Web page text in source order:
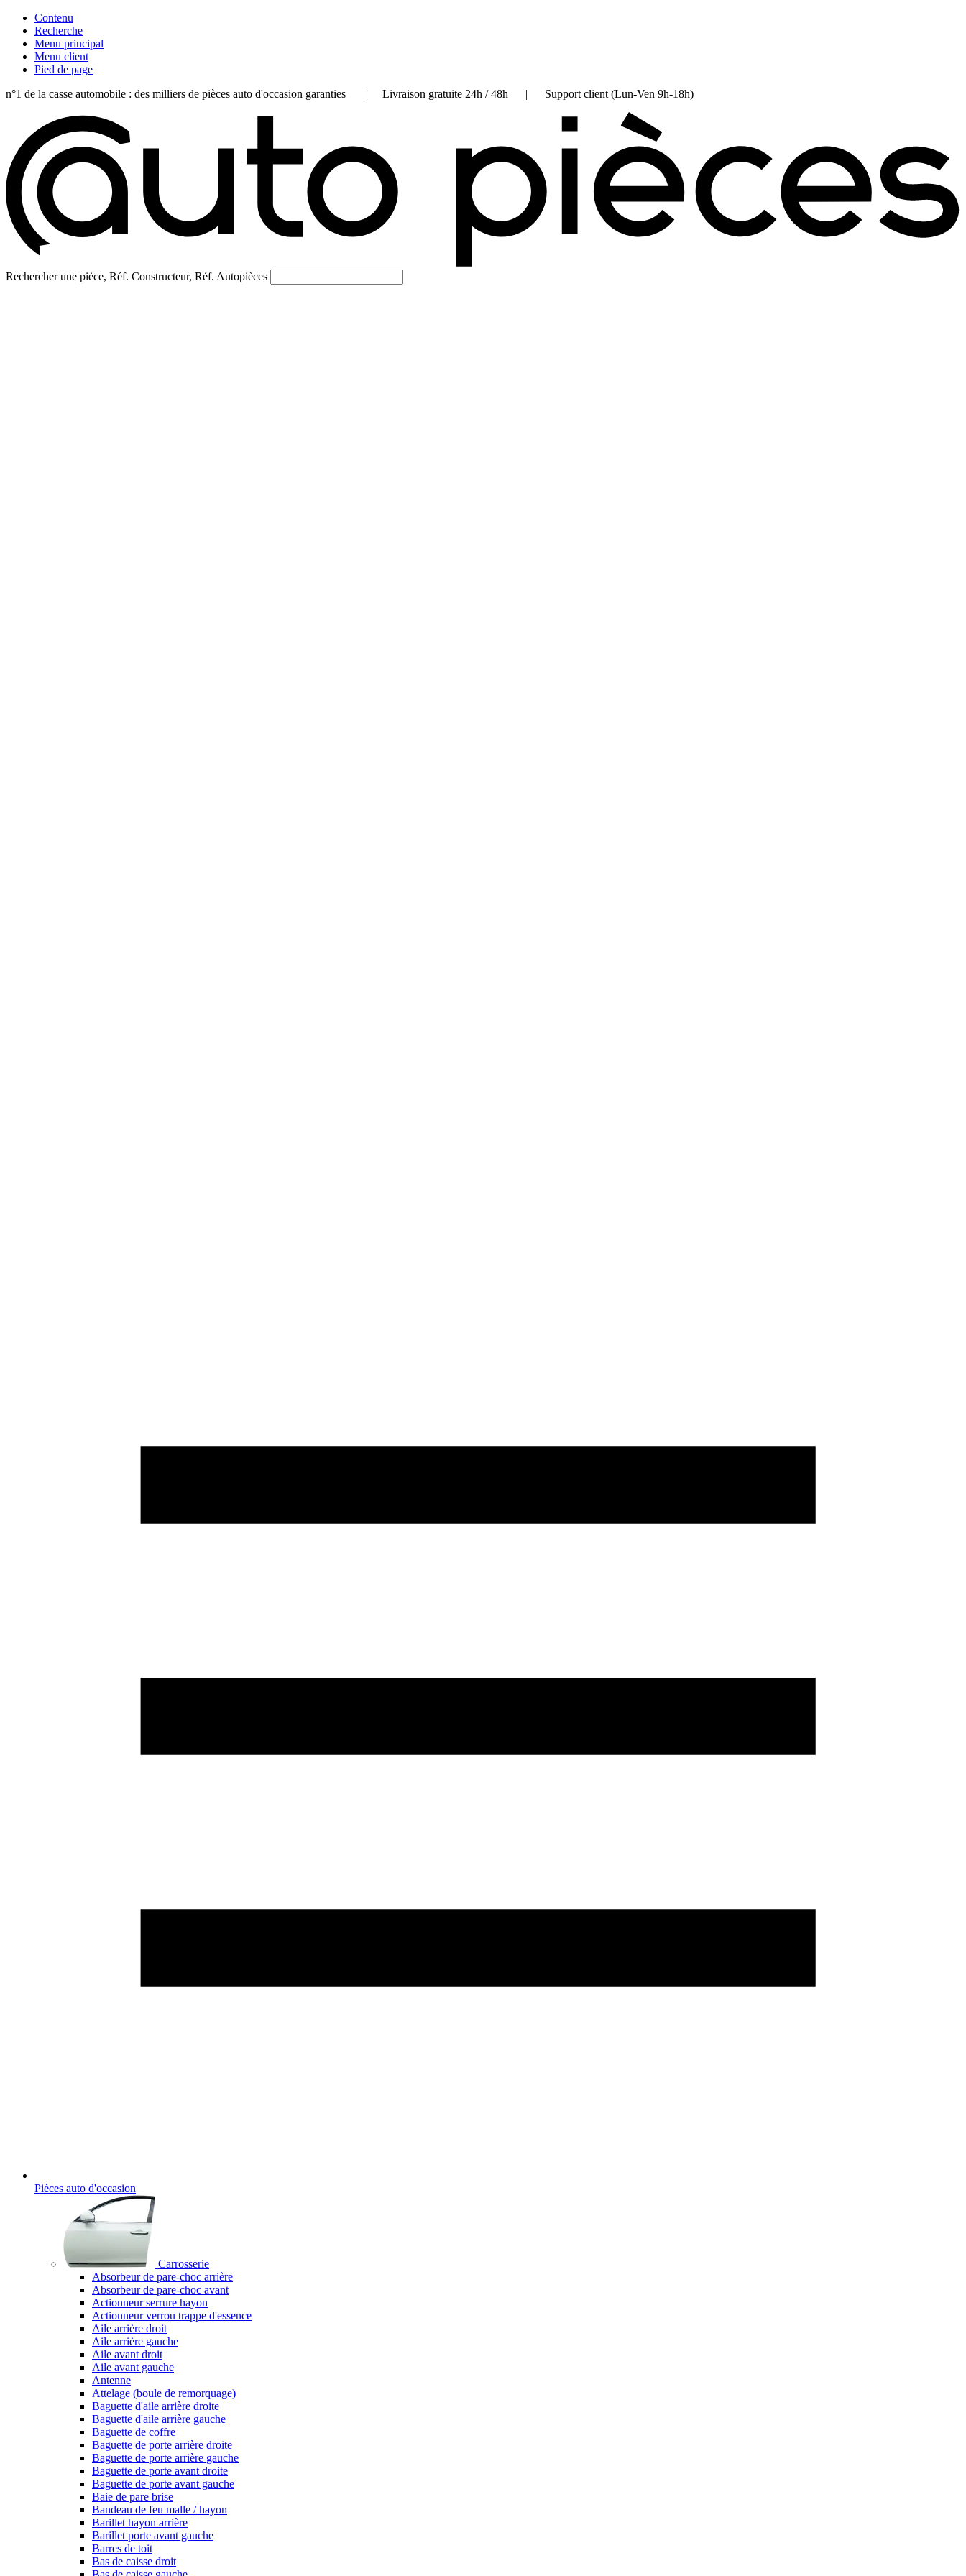
Contenu
Recherche
Menu principal
Menu client
Pied de page
n°1 de la casse automobile : des milliers de pièces auto d'occasion garanties | Livraison gratuite 24h / 48h | Support client (Lun-Ven 9h-18h)
Rechercher une pièce, Réf. Constructeur, Réf. Autopièces
Pièces auto d'occasion
Carrosserie
Absorbeur de pare-choc arrière
Absorbeur de pare-choc avant
Actionneur serrure hayon
Actionneur verrou trappe d'essence
Aile arrière droit
Aile arrière gauche
Aile avant droit
Aile avant gauche
Antenne
Attelage (boule de remorquage)
Baguette d'aile arrière droite
Baguette d'aile arrière gauche
Baguette de coffre
Baguette de porte arrière droite
Baguette de porte arrière gauche
Baguette de porte avant droite
Baguette de porte avant gauche
Baie de pare brise
Bandeau de feu malle / hayon
Barillet hayon arrière
Barillet porte avant gauche
Barres de toit
Bas de caisse droit